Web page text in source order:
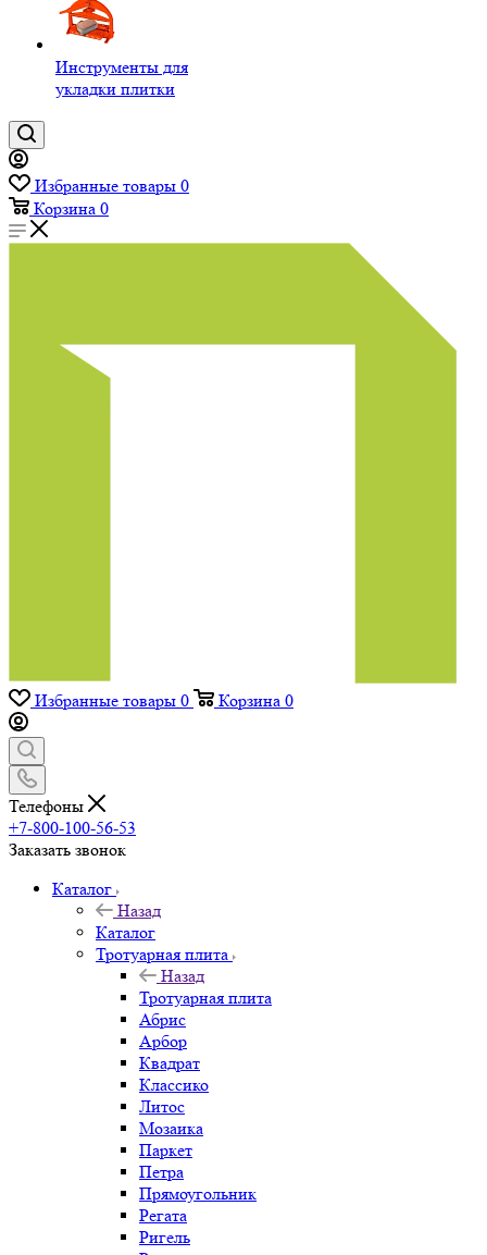
Инструменты для
укладки плитки
Избранные товары 0
Корзина 0
Избранные товары 0 Корзина 0
Телефоны
+7-800-100-56-53
Заказать звонок
Каталог
Назад
Каталог
Тротуарная плита
Назад
Тротуарная плита
Абрис
Арбор
Квадрат
Классико
Литос
Мозаика
Паркет
Петра
Прямоугольник
Регата
Ригель